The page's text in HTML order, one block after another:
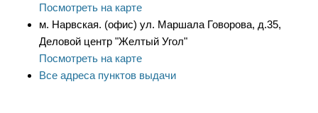
Посмотреть на карте
м. Нарвская. (офис) ул. Маршала Говорова, д.35,
Деловой центр "Желтый Угол"
Посмотреть на карте
Все адреса пунктов выдачи